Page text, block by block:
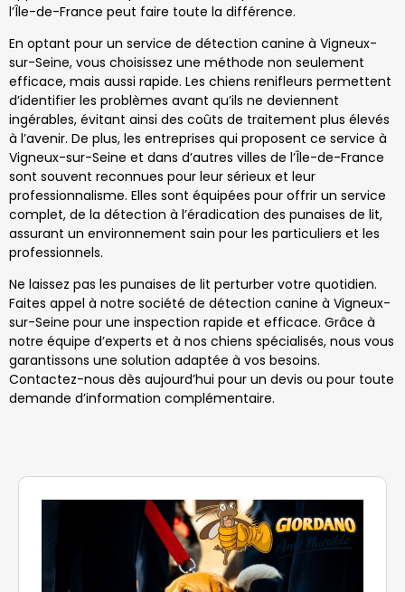
l’Île-de-France peut faire toute la différence.
En optant pour un service de détection canine à Vigneux-
sur-Seine, vous choisissez une méthode non seulement
efficace, mais aussi rapide. Les chiens renifleurs permettent
d’identifier les problèmes avant qu’ils ne deviennent
ingérables, évitant ainsi des coûts de traitement plus élevés
à l’avenir. De plus, les entreprises qui proposent ce service à
Vigneux-sur-Seine et dans d’autres villes de l’Île-de-France
sont souvent reconnues pour leur sérieux et leur
professionnalisme. Elles sont équipées pour offrir un service
complet, de la détection à l’éradication des punaises de lit,
assurant un environnement sain pour les particuliers et les
professionnels.
Ne laissez pas les punaises de lit perturber votre quotidien.
Faites appel à notre société de détection canine à Vigneux-
sur-Seine pour une inspection rapide et efficace. Grâce à
notre équipe d’experts et à nos chiens spécialisés, nous vous
garantissons une solution adaptée à vos besoins.
Contactez-nous dès aujourd’hui pour un devis ou pour toute
demande d’information complémentaire.